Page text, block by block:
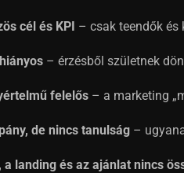
cél és KPI – csak teendők és
– érzésből születnek
felelős – a marketing
de nincs tanulság –
a landing és az ajánlat nincs